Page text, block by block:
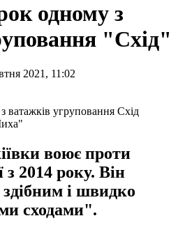
одному з
"Схід"
2021, 11:02
воює проти
з 2014 року. Він
і швидко
сходами".